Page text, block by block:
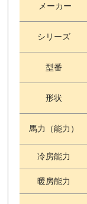
メーカー
シリーズ
型番
形状
馬力（能力）
冷房能力
暖房能力